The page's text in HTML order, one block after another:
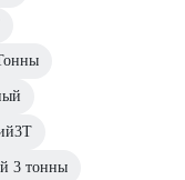
3 тонны